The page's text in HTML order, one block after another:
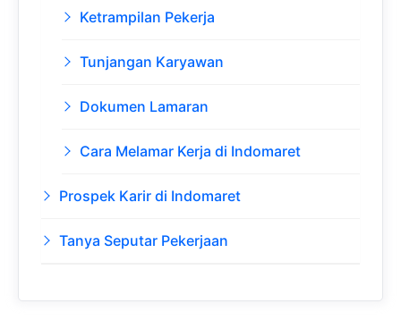
Ketrampilan Pekerja
Tunjangan Karyawan
Dokumen Lamaran
Cara Melamar Kerja di Indomaret
Prospek Karir di Indomaret
Tanya Seputar Pekerjaan